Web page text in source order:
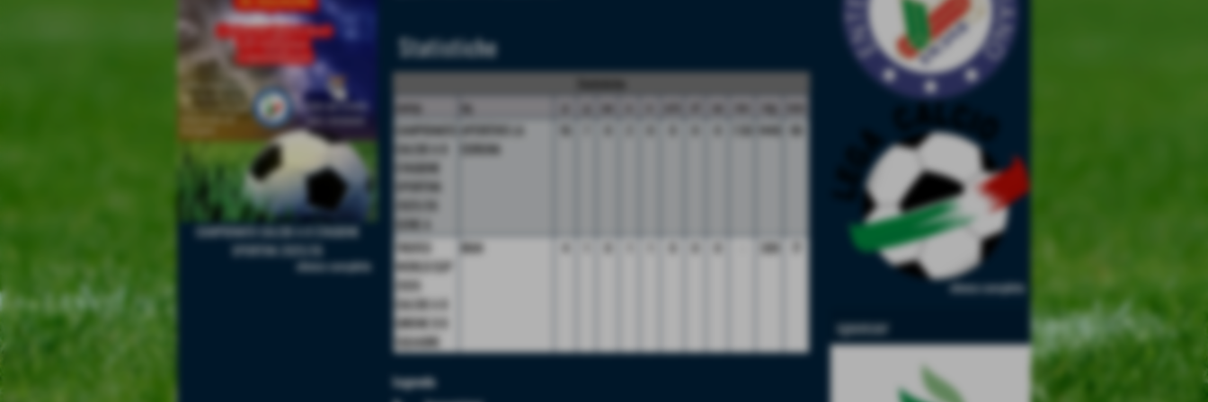
CAMPIONATO CALCIO A 8 STAGIONE
SPORTIVA 2025/26
elenco completo
Statistiche
camp.
sq. au sa mg
mm
CAMPIONATO
CALCIO A 8
STAGIONE
SPORTIVA
2025/26
SERIE A
APERITIVO LA
CORUNA
1440 90
TROFEO
WORLD CUP
2026
CALCIO A 8
GIRONE D 8
SQUADRE
IRAN 309
Legenda
elenco completo
sponsor